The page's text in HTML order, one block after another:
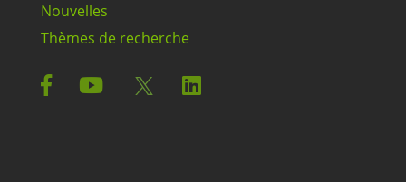
Nouvelles
Thèmes de recherche